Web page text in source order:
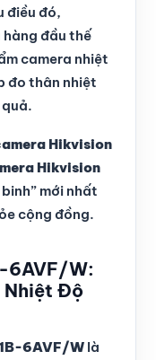
điều đó,
hàng đầu thế
camera nhiệt
đo thân nhiệt
Hikvision
Hikvision
binh” mới nhất
cộng đồng.
6AVF/W:
Nhiệt Độ
6AVF/W là